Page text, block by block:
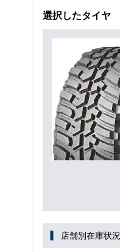
選択したタイヤ
店舗別在庫状況